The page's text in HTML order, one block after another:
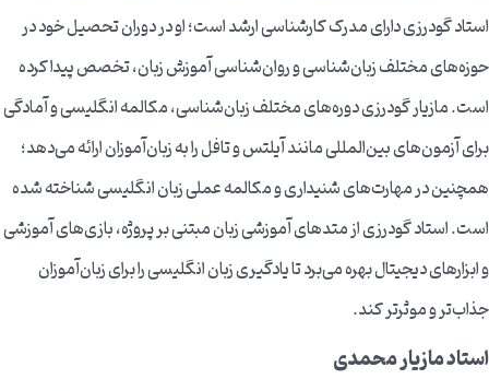
استاد گودرزی دارای مدرک کارشناسی ارشد است؛ او در دوران تحصیل خود در
حوزه‌های مختلف زبان‌شناسی و روان‌شناسی آموزش زبان، تخصص پیدا کرده
است. مازیار گودرزی دوره‌های مختلف زبان‌شناسی، مکالمه انگلیسی و آمادگی
برای آزمون‌های بین‌المللی مانند آیلتس و تافل را به زبان‌آموزان ارائه می‌دهد؛
همچنین در مهارت‌های شنیداری و مکالمه عملی زبان انگلیسی شناخته شده
است. استاد گودرزی از متدهای آموزشی زبان مبتنی بر پروژه، بازی‌های آموزشی
و ابزارهای دیجیتال بهره می‌برد تا یادگیری زبان انگلیسی را برای زبان‌آموزان
جذاب‌تر و موثرتر کند.
استاد مازیار محمدی